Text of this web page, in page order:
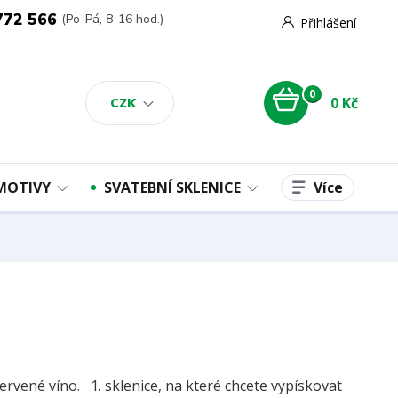
CZK
Přihlášení
566 (Po-Pá, 8-16 hod.)
0 0 Kč
SVATEBNÍ SKLENICE Více
víno. 1. sklenice, na které chcete vypískovat